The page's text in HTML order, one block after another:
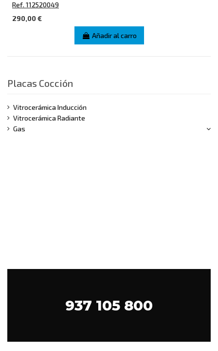
Ref. 112520049
290,00 €
Añadir al carro
Placas Cocción
Vitrocerámica Inducción
Vitrocerámica Radiante
Gas
937 105 800